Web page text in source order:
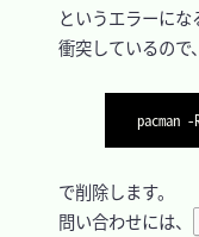
というエラーにな
衝突しているので
pacman -
で削除します。
問い合わせには、